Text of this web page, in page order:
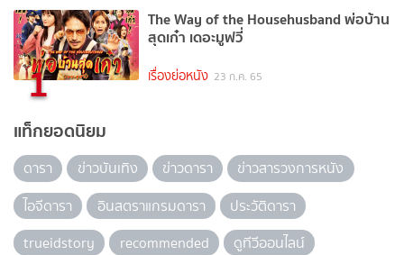
1
The Way of the Househusband พ่อบ้าน
สุดเก๋า เดอะมูฟวี่
เรื่องย่อหนัง 23 ก.ค. 65
แท็กยอดนิยม
ดารา ข่าวบันเทิง ข่าวดารา
ข่าวสารวงการหนัง
ไอจีดารา
อินสตราแกรมดารา
ประวัติดารา
trueidstory
recommended ดูทีวีออนไลน์